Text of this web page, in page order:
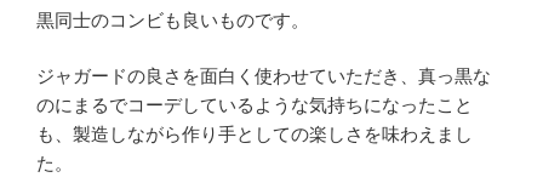
黒同士のコンビも良いものです。
ジャガードの良さを面白く使わせていただき、真っ黒な
のにまるでコーデしているような気持ちになったこと
も、製造しながら作り手としての楽しさを味わえまし
た。